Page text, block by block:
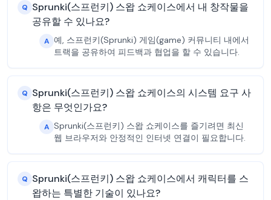
Q Sprunki(스프런키) 스왑 쇼케이스에서 내 창작물을
공유할 수 있나요?
A 예, 스프런키(Sprunki) 게임(game) 커뮤니티 내에서
트랙을 공유하여 피드백과 협업을 할 수 있습니다.
Q Sprunki(스프런키) 스왑 쇼케이스의 시스템 요구 사
항은 무엇인가요?
A Sprunki(스프런키) 스왑 쇼케이스를 즐기려면 최신
웹 브라우저와 안정적인 인터넷 연결이 필요합니다.
Q Sprunki(스프런키) 스왑 쇼케이스에서 캐릭터를 스
왑하는 특별한 기술이 있나요?